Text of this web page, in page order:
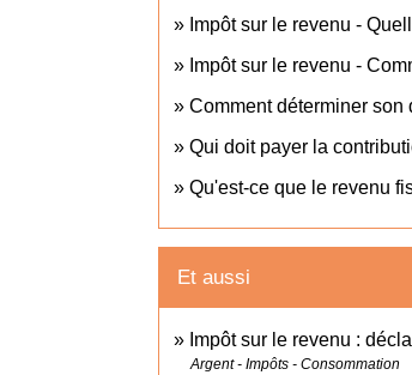
Impôt sur le revenu -
Impôt sur le revenu -
Comment déterminer son
Qui doit payer la
Qu'est-ce que le revenu
Et aussi
Impôt sur le revenu :
Argent - Impôts - Consommation